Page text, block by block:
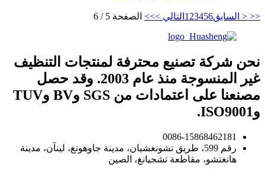
<< < السابق 1 23456 التالي >>> الصفحة 5 / 6
نحن شركة تصنيع محترفة لمنتجات التنظيف
غير المنسوجة منذ عام 2003. وقد حصل
مصنعنا على اعتمادات من SGS وBV وTUV
وISO9001.
0086-15868462181
رقم 599، طريق تشونغشيان، مدينة جاوهونغ، لينآن، مدينة
هانغتشو، مقاطعة تشجيانغ، الصين